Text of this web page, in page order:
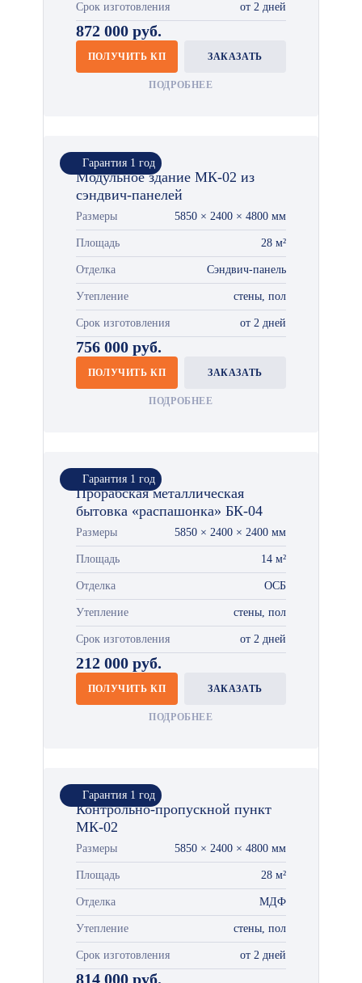
Срок изготовления от 2 дней
872 000 руб.
ПОЛУЧИТЬ КП ЗАКАЗАТЬ
ПОДРОБНЕЕ
Гарантия 1 год
Модульное здание МК-02 из
сэндвич-панелей
Размеры 5850 × 2400 × 4800 мм
Площадь 28 м²
Отделка Сэндвич-панель
Утепление стены, пол
Срок изготовления от 2 дней
756 000 руб.
ПОЛУЧИТЬ КП ЗАКАЗАТЬ
ПОДРОБНЕЕ
Гарантия 1 год
Прорабская металлическая
бытовка «распашонка» БК-04
Размеры 5850 × 2400 × 2400 мм
Площадь 14 м²
Отделка ОСБ
Утепление стены, пол
Срок изготовления от 2 дней
212 000 руб.
ПОЛУЧИТЬ КП ЗАКАЗАТЬ
ПОДРОБНЕЕ
Гарантия 1 год
Контрольно-пропускной пункт
МК-02
Размеры 5850 × 2400 × 4800 мм
Площадь 28 м²
Отделка МДФ
Утепление стены, пол
Срок изготовления от 2 дней
814 000 руб.